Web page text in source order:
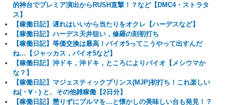
的神台でプレミア演出からRUSH直撃！？など【DMC4・ストラタ
ス】
【稼働日記】遅れはいいから当たりをオクレ【ハーデスなど】
【稼働日記】ハーデス天井狙い，修羅の刻初打ち
【稼働日記】等価交換は最高！バイオ5ってこうやって出すんだ
ね…【ジャッカス，バイオ5など】
【稼働日記】沖ドキ，沖ドキ，ところによりバイオ【メシウマか
な？】
【稼働日記】マジェスティックプリンス(MJP)初打ち！これ楽しい
ね(・∀・) と、その他雑稼働【2日分】
【稼働日記】懲りずにブルマを…と懐かしの美味しい台も発見！？